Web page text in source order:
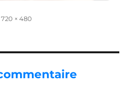
Taille
720 × 480